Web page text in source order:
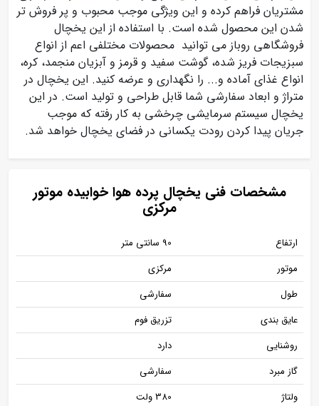
مشتریان فراهم کرده و این ویژگی موجب محبوب و پر فروش تر
شدن این محصول شده است. با استفاده از این یخچال
فروشگاهی روباز می توانید محصولات مختلفی اعم از انواع
سبزیجات فریز شده، گوشت سفید و قرمز و آبزیان منجمد، کره،
انواع غذای آماده و... را نگهداری و عرضه کنید. این یخچال در
متراژ و ابعاد سفارشی شما قابل طراحی و تولید است. در این
یخچال سیستم سرمایشی چرخشی به کار رفته که موجب
جریان پیدا کردن رودت یکسانی در فضای یخچال خواهد شد.
مشخصات فنی یخچال پرده هوا خوابیده موتور
مرکزی
ارتفاع
90 سانتی متر
موتور
مرکزی
طول
سفارشی
عایق بندی
تزریق فوم
روشنایی
دارد
گاز مبرد
سفارشی
ولتاژ
380 ولت